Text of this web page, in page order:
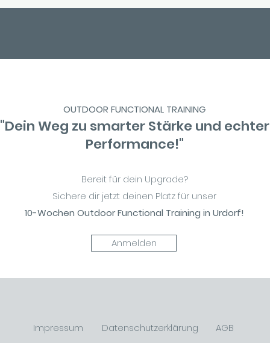
OUTDOOR FUNCTIONAL TRAINING
"Dein Weg zu smarter Stärke und echter
Performance!"
Bereit für dein Upgrade?
Sichere dir jetzt deinen Platz für unser
10-Wochen Outdoor Functional Training in Urdorf!
Anmelden
Impressum Datenschutzerklärung AGB